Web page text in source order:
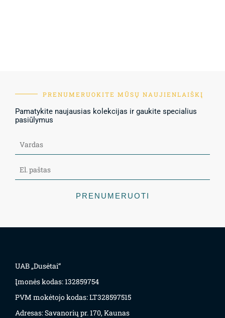
PRENUMERUOKITE MŪSŲ NAUJIENLAIŠKĮ
Pamatykite naujausias kolekcijas ir gaukite specialius
pasiūlymus
PRENUMERUOTI
UAB „Dusėtai“
Įmonės kodas: 132859754
PVM mokėtojo kodas: LT328597515
Adresas: Savanorių pr. 170, Kaunas